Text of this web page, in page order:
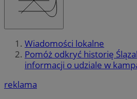
Wiadomości lokalne
Pomóż odkryć historię
informacji o udziale w
reklama